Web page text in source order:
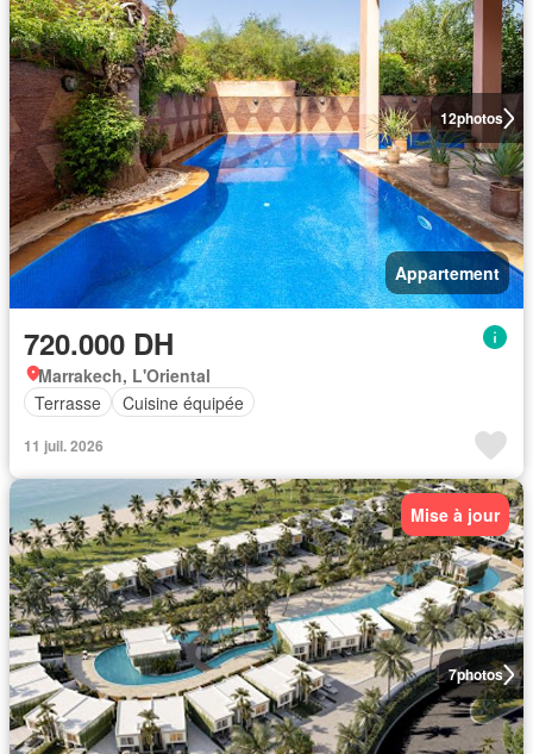
12photos
Appartement
720.000 DH
Marrakech, L'Oriental
Terrasse
Cuisine équipée
11 juil. 2026
7photos
Mise à jour